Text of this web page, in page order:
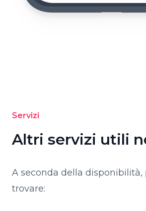
Servizi
Altri servizi utili
A seconda della disponibilità,
trovare: